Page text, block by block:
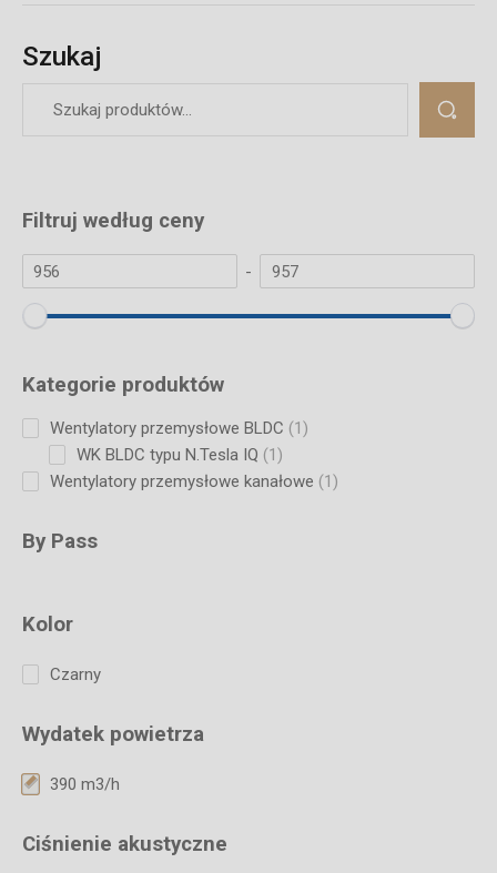
Szukaj
Filtruj według ceny
-
Kategorie produktów
Wentylatory przemysłowe BLDC 11
WK BLDC typu N.Tesla IQ 11
product
Wentylatory przemysłowe kanałowe 11
By Pass
Kolor
Czarny
Wydatek powietrza
390 m3/h
Ciśnienie akustyczne